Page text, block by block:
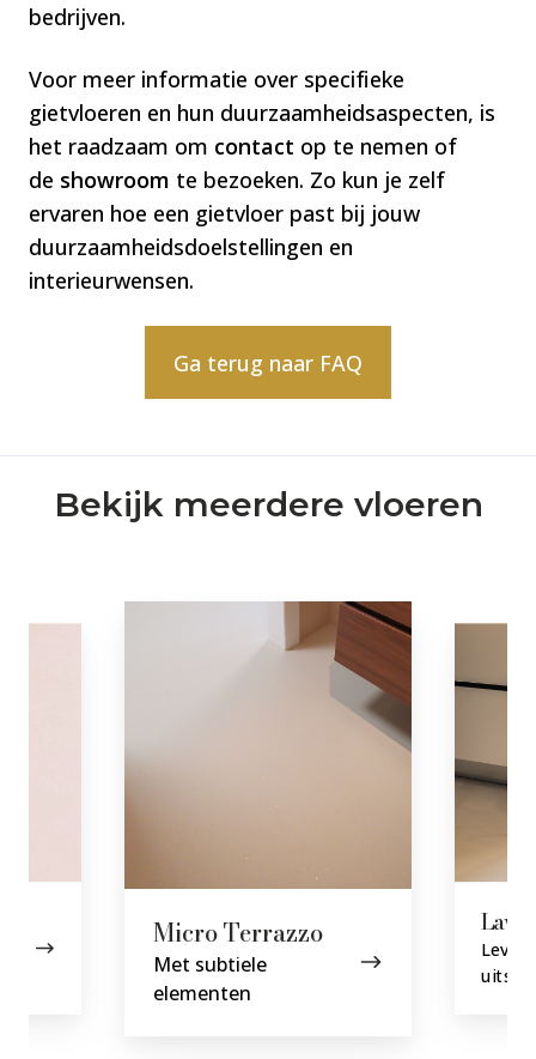
bedrijven.
Voor meer informatie over specifieke
gietvloeren en hun duurzaamheidsaspecten, is
het raadzaam om contact op te nemen of
de showroom te bezoeken. Zo kun je zelf
ervaren hoe een gietvloer past bij jouw
duurzaamheidsdoelstellingen en
interieurwensen.
Ga terug naar FAQ
Bekijk meerdere vloeren
Micro Terrazzo
Met subtiele
elementen